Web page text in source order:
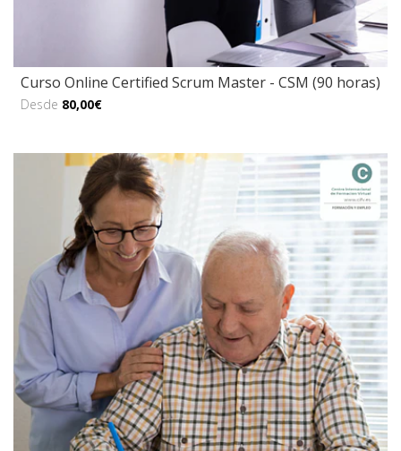
Curso Online Certified Scrum Master - CSM (90 horas)
Desde 80,00€